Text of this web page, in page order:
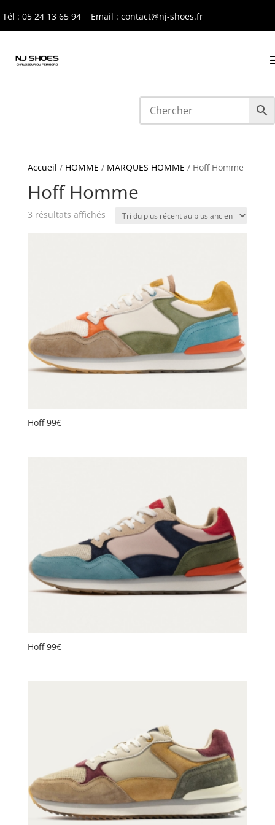
Tél : 05 24 13 65 94 Email : contact@nj-shoes.fr
Accueil / HOMME / MARQUES HOMME / Hoff Homme
Hoff Homme
3 résultats affichésTrié
ancien
Hoff 99€
Hoff 99€